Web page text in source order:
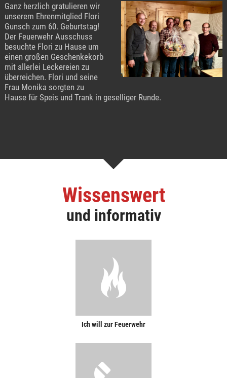
Ganz herzlich gratulieren wir
unserem Ehrenmitglied Flori
Gunsch zum 60. Geburtstag!
Der Feuerwehr Ausschuss
besuchte Flori zu Hause um
einen großen Geschenkekorb
mit allerlei Leckereien zu
überreichen. Flori und seine
Frau Monika sorgten zu
Hause für Speis und Trank in geselliger Runde.
Wissenswert
und informativ
Ich will zur Feuerwehr